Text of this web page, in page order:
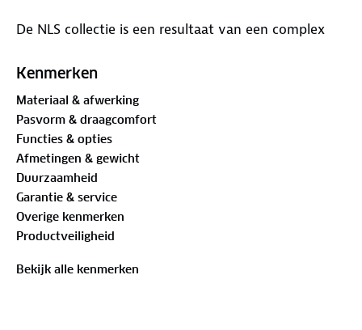
De NLS collectie is een resultaat van een complex
worden gemengd om een reeks natuurlijke kleuren
kleurstoffen, chemicaliën of water. Dit authentieke
product is 100% natuurlijk en milieuvriendelijk.
Onderstaand de kenmerken van de NLS Rib hat
muts:
One Size
100% natuurlijke, ongekleurde en onbehandelde wol
(geen toevoegingen)
Kenmerken
Materiaal & afwerking
Pasvorm & draagcomfort
Functies & opties
Afmetingen & gewicht
Duurzaamheid
Garantie & service
Overige kenmerken
Productveiligheid
Bekijk alle kenmerken